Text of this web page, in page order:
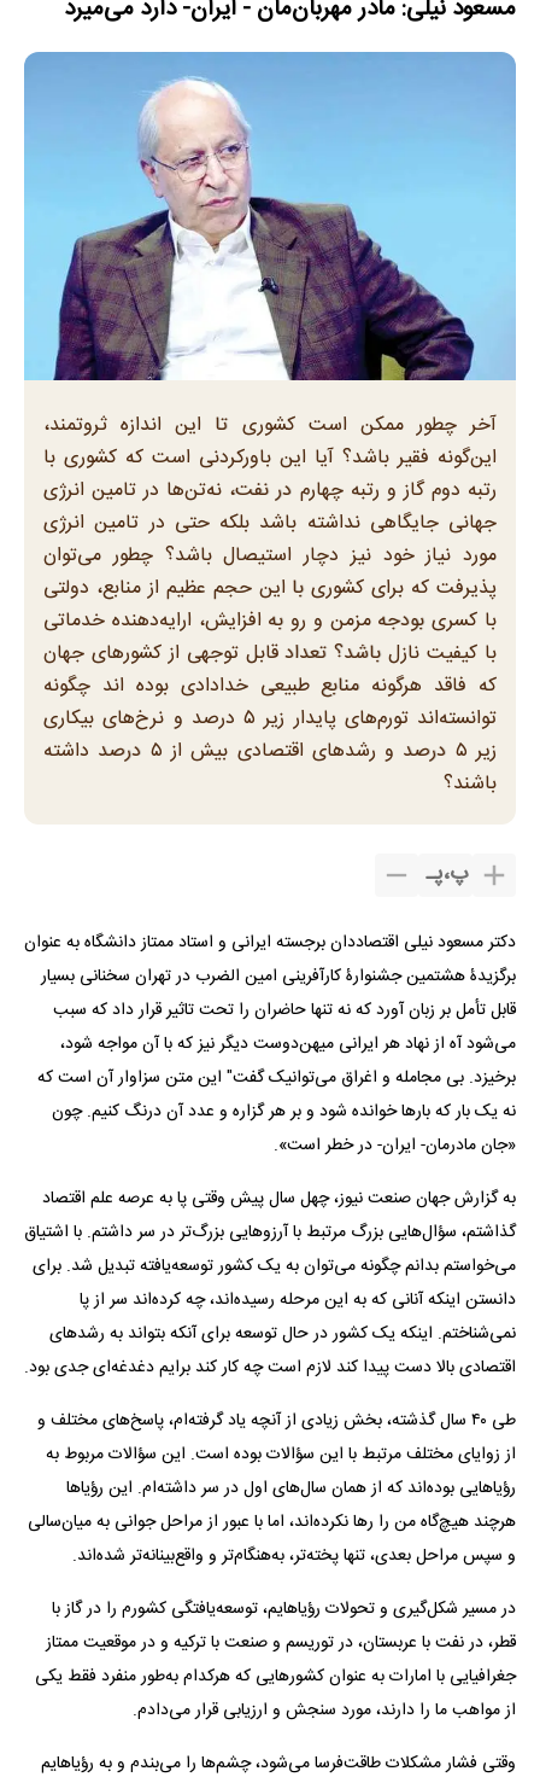
مسعود نیلی: مادر مهربان‌مان - ایران‌- دارد می‌میرد
آخر چطور ممکن است کشوری تا این اندازه ثروتمند،
این‌گونه فقیر باشد؟ آیا این باورکردنی است که کشوری با
رتبه دوم گاز و رتبه چهارم در نفت، نه‌تن‌ها در تامین انرژی
جهانی جایگاهی نداشته باشد بلکه حتی در تامین انرژی
مورد نیاز خود نیز دچار استیصال باشد؟ چطور می‌توان
پذیرفت که برای کشوری با این حجم عظیم از منابع، دولتی
با کسری بودجه مزمن و رو به افزایش، ارایه‌دهنده خدماتی
با کیفیت نازل باشد؟ تعداد قابل توجهی از کشور‌های جهان
که فاقد هرگونه منابع طبیعی خدادادی بوده اند چگونه
توانسته‌اند تورم‌های پایدار زیر ۵ درصد و نرخ‌های بیکاری
زیر ۵ درصد و رشد‌های اقتصادی بیش از ۵ درصد داشته
باشند؟
پ،پـ
دکتر مسعود نیلی اقتصاددان برجسته ایرانی و استاد ممتاز دانشگاه به عنوان
برگزیدۀ هشتمین جشنوارۀ کارآفرینی امین الضرب در تهران سخنانی بسیار
قابل تأمل بر زبان آورد که نه تنها حاضران را تحت تاثیر قرار داد که سبب
می‌شود آه از نهاد هر ایرانی میهن‌دوست دیگر نیز که با آن مواجه شود،
برخیزد. بی مجامله و اغراق می‌توانیک گفت" این متن سزاوار آن است که
نه یک بار که بار‌ها خوانده شود و بر هر گزاره و عدد آن درنگ کنیم. چون
«جان مادرمان- ایران- در خطر است».
به گزارش جهان صنعت نیوز، چهل سال پیش وقتی پا به عرصه علم اقتصاد
گذاشتم، سؤال‌هایی بزرگ مرتبط با آرزو‌هایی بزرگ‌تر در سر داشتم. با اشتیاق
می‌خواستم بدانم چگونه می‌توان به یک کشور توسعه‌یافته تبدیل شد. برای
دانستن اینکه آنانی که به این مرحله رسیده‌اند، چه کرده‌اند سر از پا
نمی‌شناختم. اینکه یک کشور در حال توسعه برای آنکه بتواند به رشد‌های
اقتصادی بالا دست پیدا کند لازم است چه کار کند برایم دغدغه‌ای جدی بود.
طی ۴۰ سال گذشته، بخش زیادی از آنچه یاد گرفته‌ام، پاسخ‌های مختلف و
از زوایای مختلف مرتبط با این سؤالات بوده است. این سؤالات مربوط به
رؤیا‌هایی بوده‌اند که از همان سال‌های اول در سر داشته‌ام. این رؤیا‌ها
هرچند هیچ‌گاه من را رها نکرده‌اند، اما با عبور از مراحل جوانی به میان‌سالی
و سپس مراحل بعدی، تنها پخته‌تر، به‌هنگام‌تر و واقع‌بینانه‌تر شده‌اند.
در مسیر شکل‌گیری و تحولات رؤیاهایم، توسعه‌یافتگی کشورم را در گاز با
قطر، در نفت با عربستان، در توریسم و صنعت با ترکیه و در موقعیت ممتاز
جغرافیایی با امارات به عنوان کشور‌هایی که هرکدام به‌طور منفرد فقط یکی
از مواهب ما را دارند، مورد سنجش و ارزیابی قرار می‌دادم.
وقتی فشار مشکلات طاقت‌فرسا می‌شود، چشم‌ها را می‌بندم و به رؤیاهایم